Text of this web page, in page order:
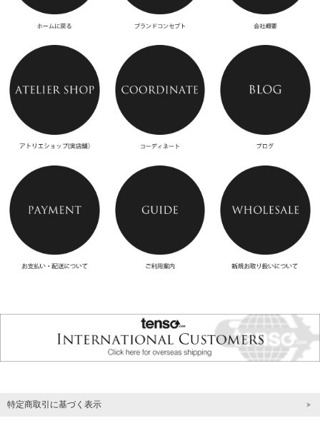
特定商取引に基づく表示